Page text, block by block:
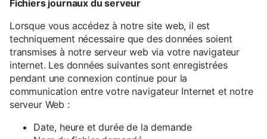
Fichiers journaux du serveur
Lorsque vous accédez à notre site web, il est
techniquement nécessaire que des données soient
transmises à notre serveur web via votre navigateur
internet. Les données suivantes sont enregistrées
pendant une connexion continue pour la
communication entre votre navigateur Internet et notre
serveur Web :
Date, heure et durée de la demande